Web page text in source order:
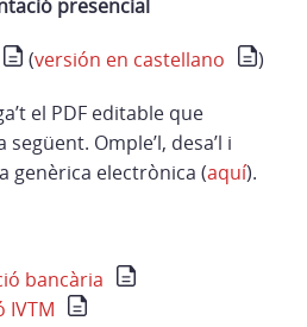
presencial
(versión en castellano )
el PDF editable que
Omple’l, desa’l i
genèrica electrònica (aquí).
bancària
IVTM